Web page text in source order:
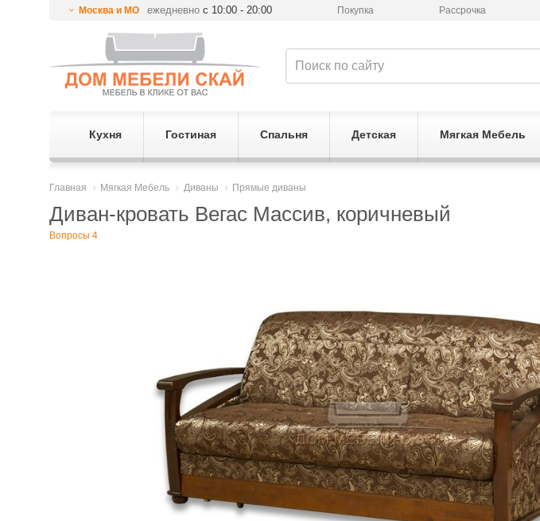
Москва и МО ежедневнос 10:00 - 20:00 Покупка Рассрочка
Кухня Гостиная Спальня Детская Мягкая Мебель
Главная Мягкая Мебель Диваны Прямые диваны
Диван-кровать Вегас Массив, коричневый
Вопросы 4